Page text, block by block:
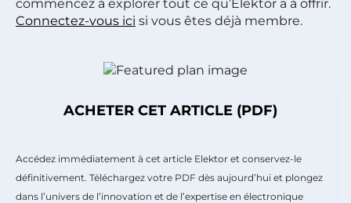
commencez à explorer tout ce qu’Elektor a à offrir.
Connectez-vous ici si vous êtes déjà membre.
ACHETER CET ARTICLE (PDF)
Accédez immédiatement à cet article Elektor et conservez-le
définitivement. Téléchargez votre PDF dès aujourd’hui et plongez
dans l’univers de l’innovation et de l’expertise en électronique